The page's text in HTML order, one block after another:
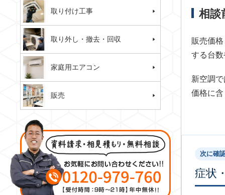
相談
販売価
する台
新空調
価格に
次に確
症状
取り付け工事
取り外し・撤去・回収
家庭用エアコン
販売